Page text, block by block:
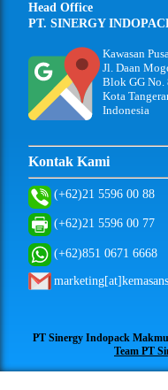
Head Office
PT. SINERGY
Kawasan
Jl. Daan
Blok GG No.
Kota
Indonesia
Kontak Kami
(+62)21 5596 00 88
(+62)21 5596 00 77
(+62)851 0671 6668
PT Sinergy Indopack
Team PT